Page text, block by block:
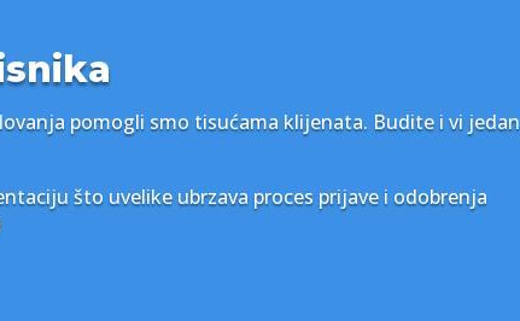
pomogli smo tisućama klijenata. Budite i vi jedan
što uvelike ubrzava proces prijave i odobrenja